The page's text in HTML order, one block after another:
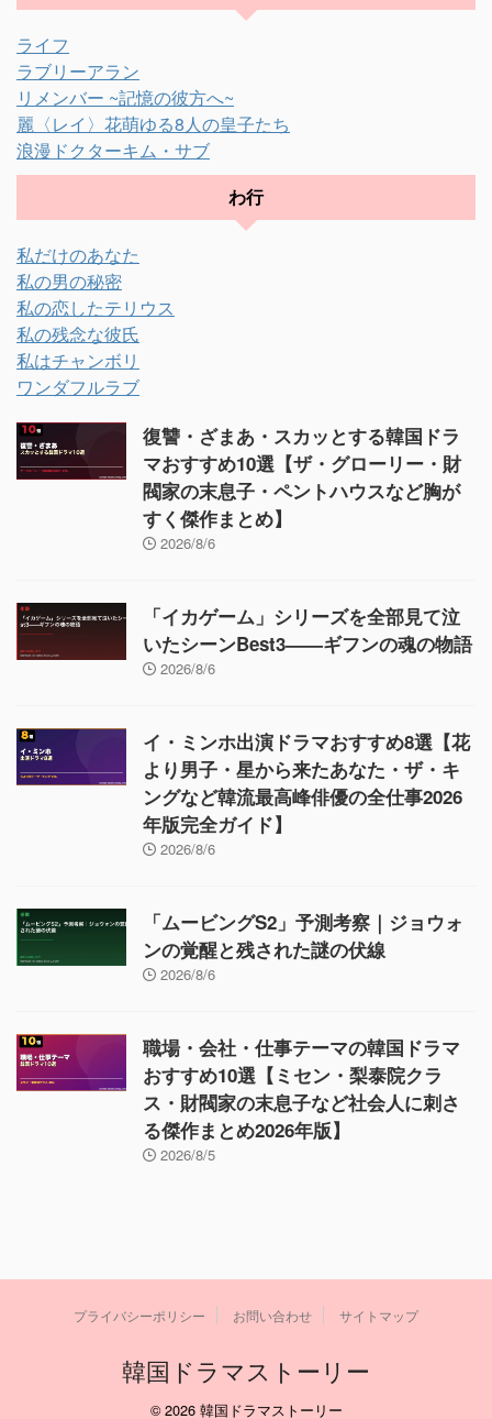
ライフ
ラブリーアラン
リメンバー ~記憶の彼方へ~
麗〈レイ〉花萌ゆる8人の皇子たち
浪漫ドクターキム・サブ
わ行
私だけのあなた
私の男の秘密
私の恋したテリウス
私の残念な彼氏
私はチャンボリ
ワンダフルラブ
復讐・ざまあ・スカッとする韓国ドラ
マおすすめ10選【ザ・グローリー・財
閥家の末息子・ペントハウスなど胸が
すく傑作まとめ】
2026/8/6
「イカゲーム」シリーズを全部見て泣
いたシーンBest3——ギフンの魂の物語
2026/8/6
イ・ミンホ出演ドラマおすすめ8選【花
より男子・星から来たあなた・ザ・キ
ングなど韓流最高峰俳優の全仕事2026
年版完全ガイド】
2026/8/6
「ムービングS2」予測考察｜ジョウォ
ンの覚醒と残された謎の伏線
2026/8/6
職場・会社・仕事テーマの韓国ドラマ
おすすめ10選【ミセン・梨泰院クラ
ス・財閥家の末息子など社会人に刺さ
る傑作まとめ2026年版】
2026/8/5
プライバシーポリシー お問い合わせ サイトマップ
韓国ドラマストーリー
© 2026 韓国ドラマストーリー